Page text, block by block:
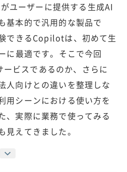
ーザーに提供する生成AI
基本的で汎用的な製品で
できるCopilotは、初めて生
に最適です。そこで今回
ビスであるのか、さらに
人向けとの違いを整理しな
用シーンにおける使い方を
、実際に業務で使ってみる
見えてきました。